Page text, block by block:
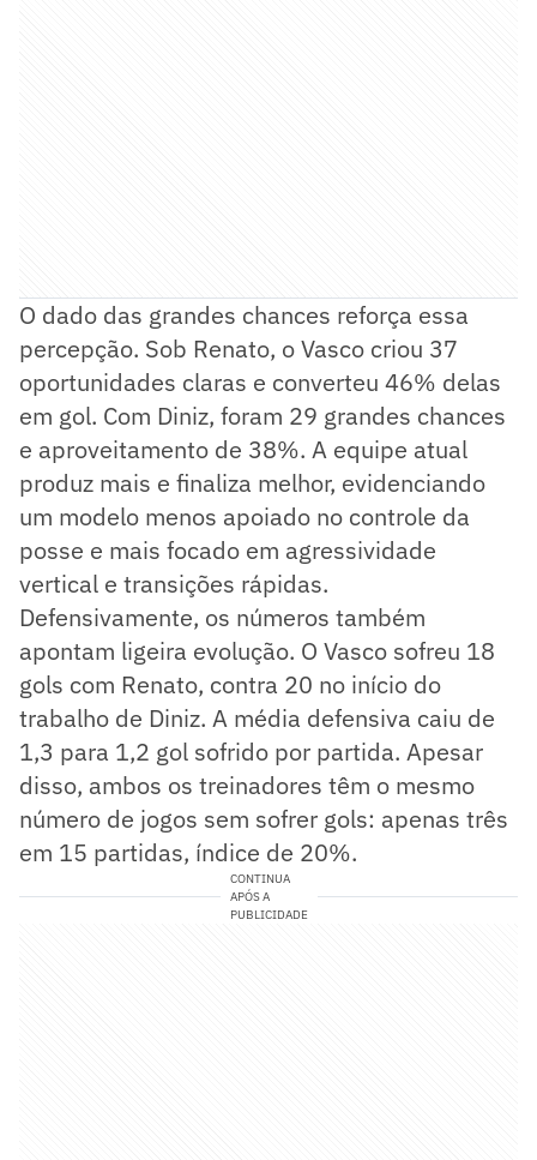
O dado das grandes chances reforça essa
percepção. Sob Renato, o Vasco criou 37
oportunidades claras e converteu 46% delas
em gol. Com Diniz, foram 29 grandes chances
e aproveitamento de 38%. A equipe atual
produz mais e finaliza melhor, evidenciando
um modelo menos apoiado no controle da
posse e mais focado em agressividade
vertical e transições rápidas.
Defensivamente, os números também
apontam ligeira evolução. O Vasco sofreu 18
gols com Renato, contra 20 no início do
trabalho de Diniz. A média defensiva caiu de
1,3 para 1,2 gol sofrido por partida. Apesar
disso, ambos os treinadores têm o mesmo
número de jogos sem sofrer gols: apenas três
em 15 partidas, índice de 20%.
CONTINUA
APÓS A
PUBLICIDADE